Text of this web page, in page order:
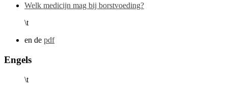
Welk medicijn mag bij borstvoeding?
\t
en de pdf
Engels
\t